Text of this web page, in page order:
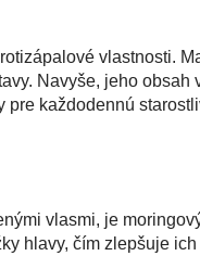
vlastnosti.
Navyše, jeho
každodennú
vlasmi, je
hlavy, čím zlepšuje